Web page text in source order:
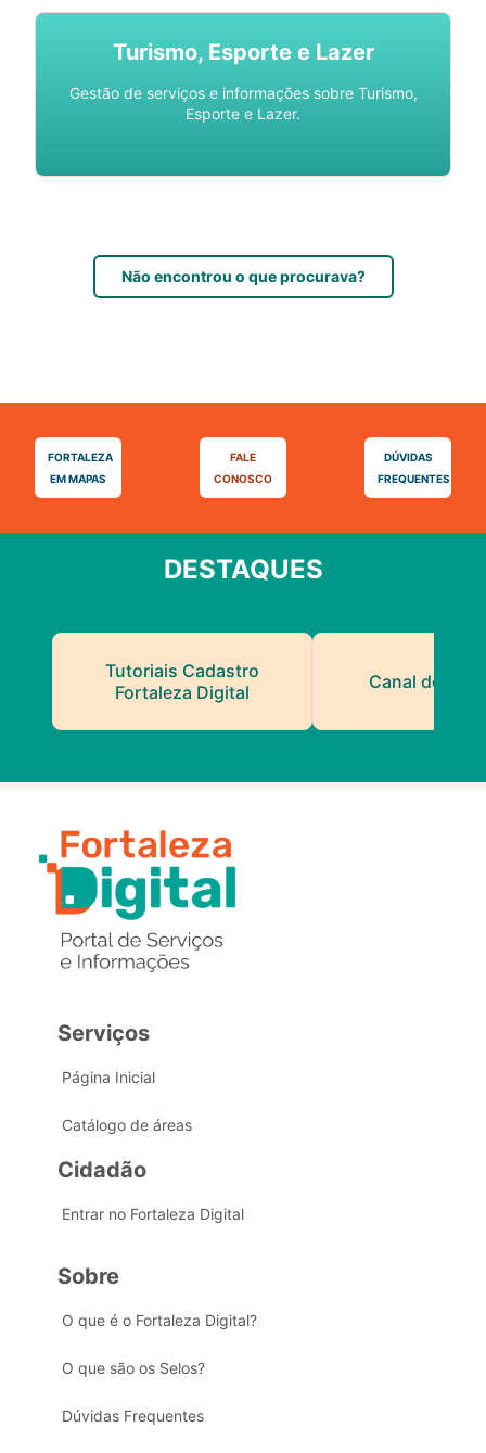
Turismo, Esporte e Lazer
Gestão de serviços e informações sobre Turismo,
Esporte e Lazer.
Não encontrou o que procurava?
FORTALEZA
EM MAPAS
FALE
CONOSCO
DÚVIDAS
FREQUENTES
DESTAQUES
Tutoriais Cadastro
Fortaleza Digital
Canal do
Serviços
Página Inicial
Catálogo de áreas
Cidadão
Entrar no Fortaleza Digital
Sobre
O que é o Fortaleza Digital?
O que são os Selos?
Dúvidas Frequentes